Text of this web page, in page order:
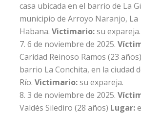
casa ubicada en el barrio de La
municipio de Arroyo Naranjo, La
Habana.Victimario:su expareja.
6 de noviembre de 2025.
Caridad Reinoso Ramos (23 años)
barrio La Conchita, en la ciudad
Río. Victimario:su expareja.
3 de noviembre de 2025.
Valdés Silediro (28 años) Lugar: